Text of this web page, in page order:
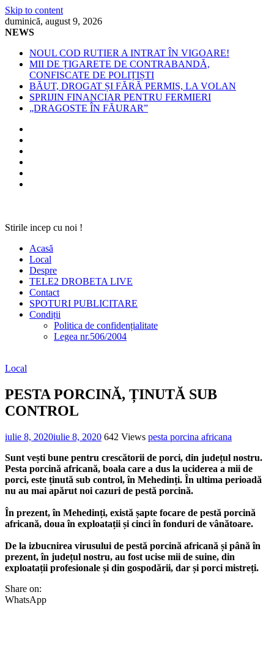
Skip to content
duminică, august 9, 2026
NEWS
NOUL COD RUTIER A INTRAT ÎN VIGOARE!
MII DE ȚIGARETE DE CONTRABANDĂ,
CONFISCATE DE POLIȚIȘTI
BĂUT, DROGAT ȘI FĂRĂ PERMIS, LA VOLAN
SPRIJIN FINANCIAR PENTRU FERMIERI
„DRAGOSTE ÎN FĂURAR”
Stirile incep cu noi !
Acasă
Local
Despre
TELE2 DROBETA LIVE
Contact
SPOTURI PUBLICITARE
Condiții
Politica de confidențialitate
Legea nr.506/2004
Local
PESTA PORCINĂ, ȚINUTĂ SUB
CONTROL
iulie 8, 2020iulie 8, 2020 642 Views pesta porcina africana
Sunt vești bune pentru crescătorii de porci, din județul nostru.
Pesta porcină africană, boala care a dus la uciderea a mii de
porci, este ținută sub control, în Mehedinți. În ultima perioadă
nu au mai apărut noi cazuri de pestă porcină.
În prezent, în Mehedinți, există șapte focare de pestă porcină
africană, doua în exploatații și cinci în fonduri de vânătoare.
De la izbucnirea virusului de pestă porcină africană și până în
prezent, în județul nostru, au fost ucise mii de suine, din
exploatații profesionale și din gospodării, dar și porci mistreți.
Share on:
WhatsApp